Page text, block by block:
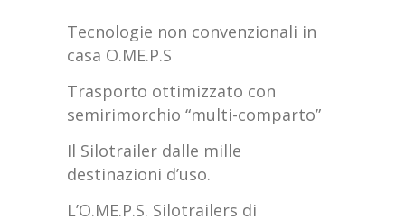
Tecnologie non convenzionali in
casa O.ME.P.S
Trasporto ottimizzato con
semirimorchio “multi-comparto”
Il Silotrailer dalle mille
destinazioni d’uso.
L’O.ME.P.S. Silotrailers di